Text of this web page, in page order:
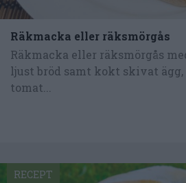
Räkmacka eller räksmörgås
Räkmacka eller räksmörgås
ljust bröd samt kokt skivat ägg,
tomat...
RECEPT